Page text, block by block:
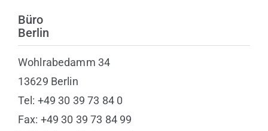
Büro
Berlin
Wohlrabedamm 34
13629 Berlin
Tel: +49 30 39 73 84 0
Fax: +49 30 39 73 84 99